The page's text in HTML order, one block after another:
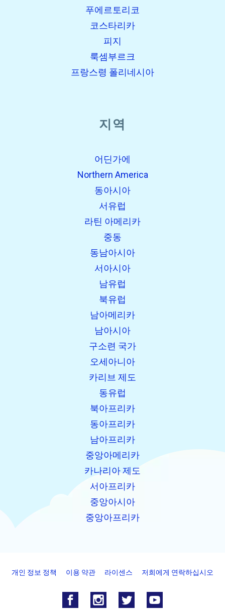
푸에르토리코
코스타리카
피지
룩셈부르크
프랑스령 폴리네시아
지역
어딘가에
Northern America
동아시아
서유럽
라틴 아메리카
중동
동남아시아
서아시아
남유럽
북유럽
남아메리카
남아시아
구소련 국가
오세아니아
카리브 제도
동유럽
북아프리카
동아프리카
남아프리카
중앙아메리카
카나리아 제도
서아프리카
중앙아시아
중앙아프리카
개인 정보 정책 이용 약관 라이센스 저희에게 연락하십시오